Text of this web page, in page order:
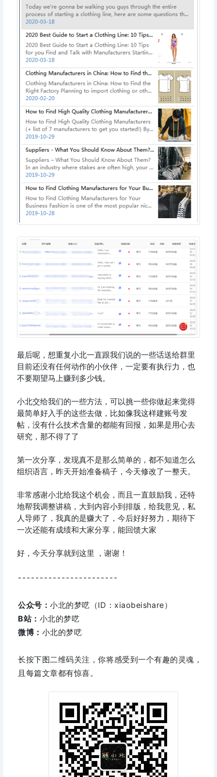
最后呢，想重复小北一直跟我们说的一些话送给群里
目前还没有任何动作的小伙伴，一定要有执行力，也
不要期望马上赚到多少钱。
小北交给我们的一些方法，可以挑一些你做起来觉得
最简单好入手的这些去做，比如像我这样建账号发
帖，没有什么技术含量的都能有回报，如果是用心去
研究，那不得了了
第一次分享，发现真不是那么简单的，都不知道怎么
组织语言，昨天开始准备稿子，今天修改了一整天。
非常感谢小北给我这个机会，而且一直鼓励我，还特
地帮我调整讲稿，大到内容小到排版，给我意见，私
人导师了，我真的是赚大了，今后好好努力，期待下
一次还能有成绩和大家分享，能回馈大家
好，今天分享就到这里 ，谢谢！
-----------------------
公众号：小北的梦呓（ID：xiaobeishare）
B站： 小北的梦呓
微博： 小北的梦呓
长按下图二维码关注，你将感受到一个有趣的灵魂，
且每篇文章都有惊喜。